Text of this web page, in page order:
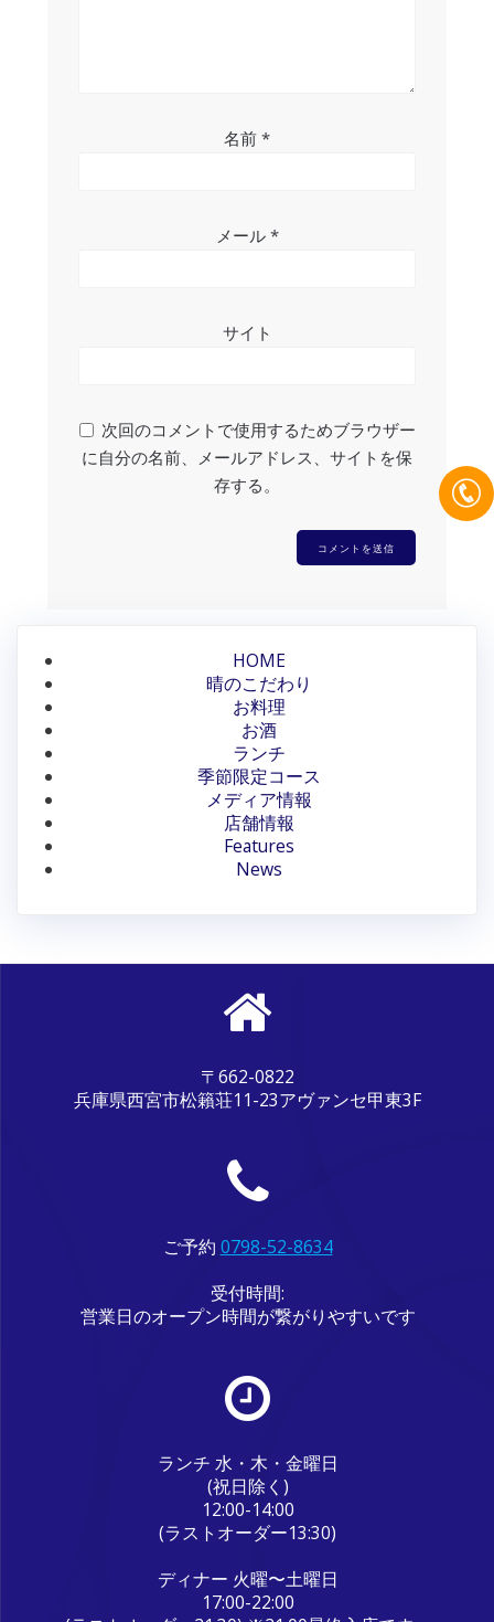
名前 *
メール *
サイト
次回のコメントで使用するためブラウザー
に自分の名前、メールアドレス、サイトを保
存する。
HOME
晴のこだわり
お料理
お酒
ランチ
季節限定コース
メディア情報
店舗情報
Features
News
〒662-0822
兵庫県西宮市松籟荘11-23アヴァンセ甲東3F
ご予約 0798-52-8634
受付時間:
営業日のオープン時間が繋がりやすいです
ランチ 水・木・金曜日
(祝日除く)
12:00-14:00
(ラストオーダー13:30)
ディナー 火曜〜土曜日
17:00-22:00